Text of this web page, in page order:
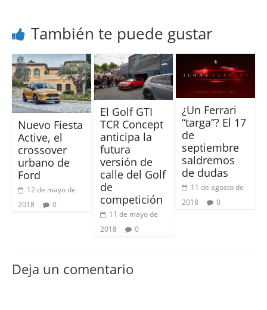
También te puede gustar
Nuevo Fiesta
Active, el
crossover
urbano de
Ford
12 de mayo de
2018
0
El Golf GTI
TCR Concept
anticipa la
futura
versión de
calle del Golf
de
competición
11 de mayo de
2018
0
¿Un Ferrari
“targa”? El 17
de
septiembre
saldremos
de dudas
11 de agosto de
2018
0
Deja un comentario